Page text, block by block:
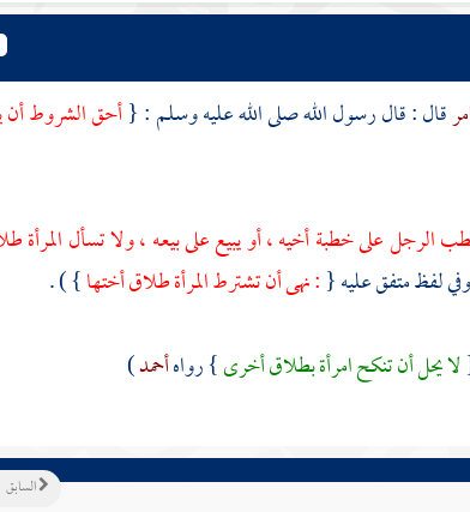
قال : قال رسول الله صلى الله عليه وسلم : {أحق الشروط أن
الرجل على خطبة أخيه ، أو يبيع على بيعه ، ولا تسأل المرأة
لفظ متفق عليه {: نهى أن تشترط المرأة طلاق أختها} ) .
لا يحل أن تنكح امرأة بطلاق أخرى} رواهأحمد)
السابق